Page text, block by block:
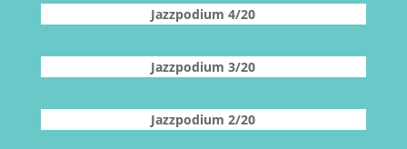
Jazzpodium 4/20
Jazzpodium 3/20
Jazzpodium 2/20